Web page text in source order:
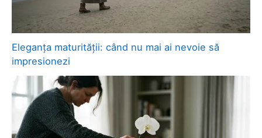
Eleganța maturității: când nu mai ai nevoie să
impresionezi